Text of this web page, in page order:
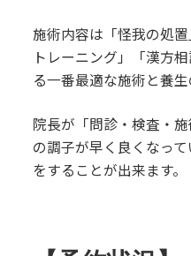
施術内容は「怪我の処
トレーニング」「漢方
る一番最適な施術と養生
院長が「問診・検査・
の調子が早く良くなっ
をすることが出来ます。